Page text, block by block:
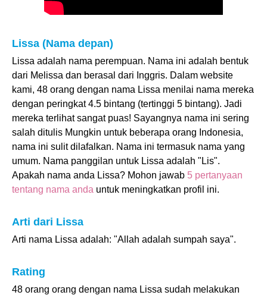
Lissa (Nama depan)
Lissa adalah nama perempuan. Nama ini adalah bentuk
dari Melissa dan berasal dari Inggris. Dalam website
kami, 48 orang dengan nama Lissa menilai nama mereka
dengan peringkat 4.5 bintang (tertinggi 5 bintang). Jadi
mereka terlihat sangat puas! Sayangnya nama ini sering
salah ditulis Mungkin untuk beberapa orang Indonesia,
nama ini sulit dilafalkan. Nama ini termasuk nama yang
umum. Nama panggilan untuk Lissa adalah "Lis".
Apakah nama anda Lissa? Mohon jawab 5 pertanyaan
tentang nama anda untuk meningkatkan profil ini.
Arti dari Lissa
Arti nama Lissa adalah: "Allah adalah sumpah saya".
Rating
48 orang orang dengan nama Lissa sudah melakukan